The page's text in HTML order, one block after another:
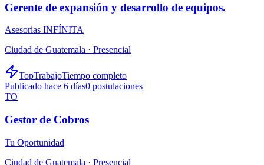
Gerente de expansión y desarrollo de equipos.
Asesorias INFÍNITA
Ciudad de Guatemala · Presencial
TopTrabajoTiempo completo
Publicado hace 6 días0 postulaciones
TO
Gestor de Cobros
Tu Oportunidad
Ciudad de Guatemala · Presencial